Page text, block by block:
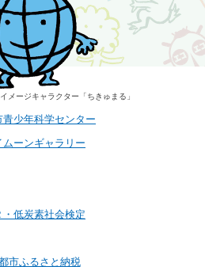
イメージキャラクター 「ちきゅまる」